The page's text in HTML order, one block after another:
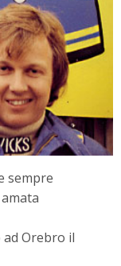
sempre
Orebro il